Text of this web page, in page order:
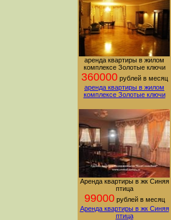
аренда квартиры в жилом
комплексе Золотые ключи
360000рублей в месяц
аренда квартиры в жилом
комплексе Золотые ключи
Аренда квартиры в жк Синяя
птица
99000рублей в месяц
Аренда квартиры в жк Синяя
птица